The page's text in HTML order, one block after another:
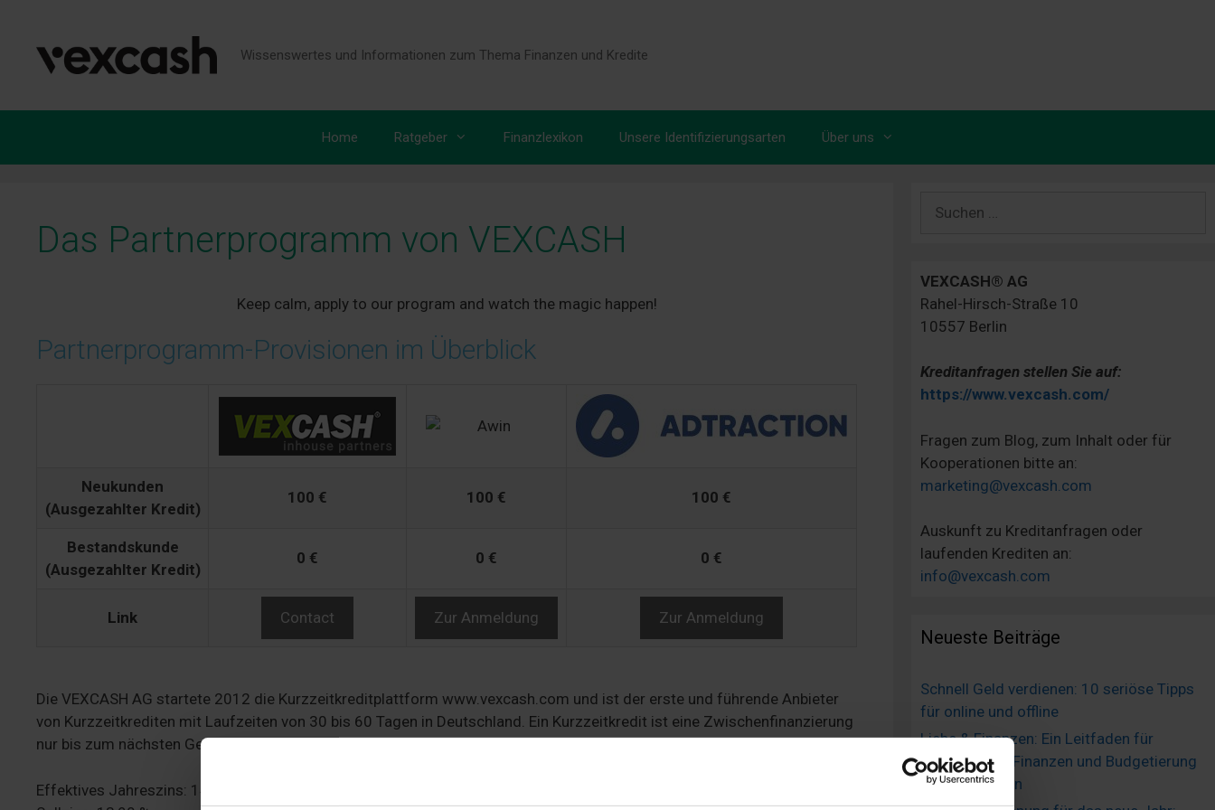
springen
Wissenswertes und Informationen zum Thema Finanzen und Kredite
Home Ratgeber Finanzlexikon Unsere Identifizierungsarten Über uns
Das Partnerprogramm von VEXCASH
Keep calm, apply to our program and watch the magic happen!
Partnerprogramm-Provisionen im Überblick
Neukunden
(Ausgezahlter Kredit)
100 € 100 € 100 €
Bestandskunde
(Ausgezahlter Kredit)
0 € 0 € 0 €
Link Contact Zur Anmeldung Zur Anmeldung
Die VEXCASH AG startete 2012 die Kurzzeitkreditplattform www.vexcash.com und ist der erste und führende Anbieter
von Kurzzeitkrediten mit Laufzeiten von 30 bis 60 Tagen in Deutschland. Ein Kurzzeitkredit ist eine Zwischenfinanzierung
nur bis zum nächsten Geldeingang und verschafft finanzielle Flexibilität ohne Kunden lange zu binden.
Effektives Jahreszins: 14,82 %
nach:
VEXCASH® AG
Rahel-Hirsch-Straße 10
10557 Berlin
Kreditanfragen stellen Sie auf:
https://www.vexcash.com/
Fragen zum Blog, zum Inhalt oder für
Kooperationen bitte an:
marketing@vexcash.com
Auskunft zu Kreditanfragen oder
laufenden Krediten an:
info@vexcash.com
Neueste Beiträge
Schnell Geld verdienen: 10 seriöse Tipps
für online und offline
Liebe & Finanzen: Ein Leitfaden für
gemeinsame Finanzen und Budgetierung
in Beziehungen